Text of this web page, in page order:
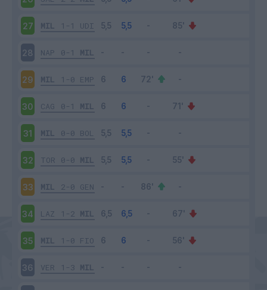
27 MIL 1-1 UDI
28 NAP 0-1 MIL
29 MIL 1-0 EMP
30 CAG 0-1 MIL
31 MIL 0-0 BOL
32 TOR 0-0 MIL
33 MIL 2-0 GEN
34 LAZ 1-2 MIL
35 MIL 1-0 FIO
36 VER 1-3 MIL